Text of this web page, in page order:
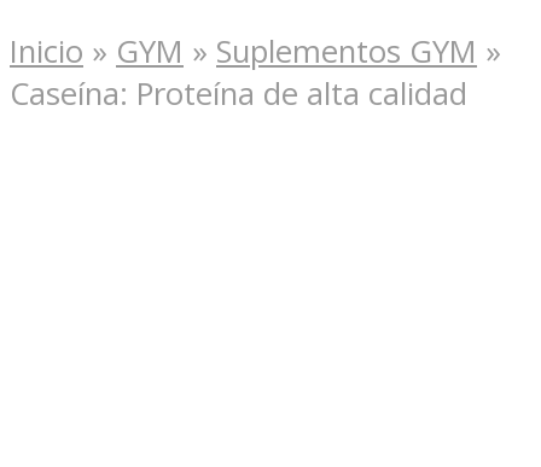
Inicio » GYM » Suplementos GYM »
Caseína: Proteína de alta calidad